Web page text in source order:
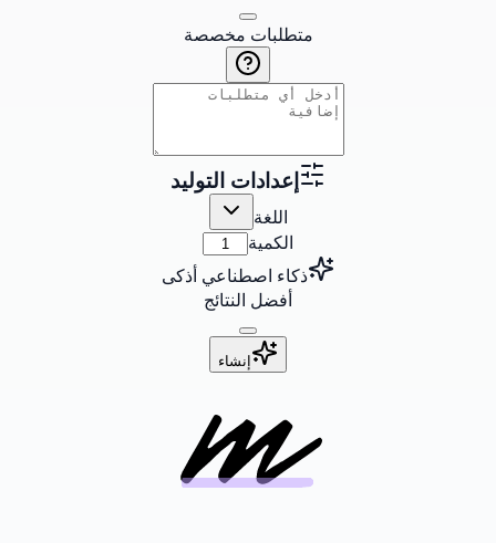
متطلبات مخصصة
إعدادات التوليد
اللغة
الكمية
ذكاء اصطناعي أذكى
أفضل النتائج
إنشاء